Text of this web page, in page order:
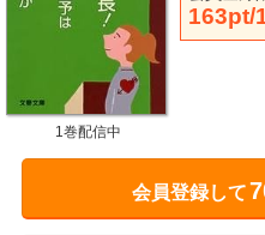
163pt/
1巻配信中
会員登録して